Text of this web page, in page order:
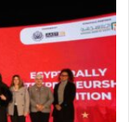
العاصمة
تحصد
جديدًا
في
مجال
ريادة